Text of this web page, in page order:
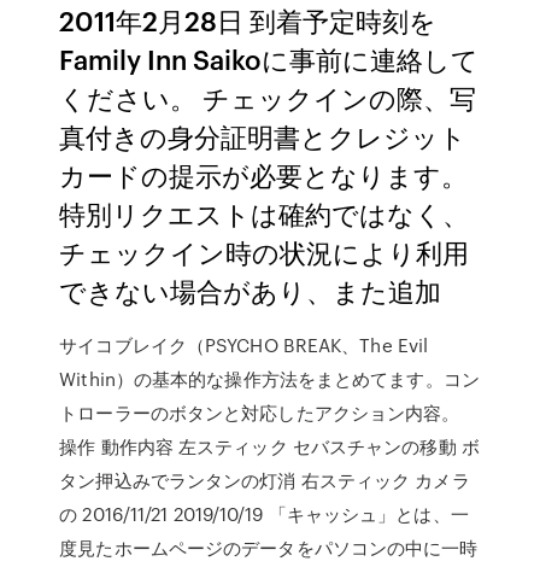
2011年2月28日 到着予定時刻を
Family Inn Saikoに事前に連絡して
ください。 チェックインの際、写
真付きの身分証明書とクレジット
カードの提示が必要となります。
特別リクエストは確約ではなく、
チェックイン時の状況により利用
できない場合があり、また追加
サイコブレイク（PSYCHO BREAK、The Evil
Within）の基本的な操作方法をまとめてます。コン
トローラーのボタンと対応したアクション内容。
操作 動作内容 左スティック セバスチャンの移動 ボ
タン押込みでランタンの灯消 右スティック カメラ
の 2016/11/21 2019/10/19 「キャッシュ」とは、一
度見たホームページのデータをパソコンの中に一時